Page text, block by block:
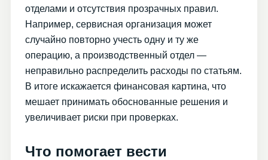
отделами и отсутствия прозрачных правил.
Например, сервисная организация может
случайно повторно учесть одну и ту же
операцию, а производственный отдел —
неправильно распределить расходы по статьям.
В итоге искажается финансовая картина, что
мешает принимать обоснованные решения и
увеличивает риски при проверках.
Что помогает вести